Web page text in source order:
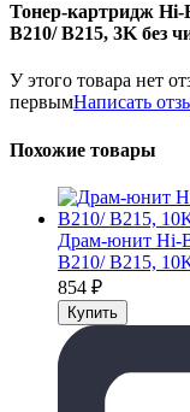
Тонер-картридж Hi-
B210/ B215, 3K без
У этого товара нет
первымНаписать
Похожие товары
Драм-юнит Hi-
B210/ B215,
854 ₽